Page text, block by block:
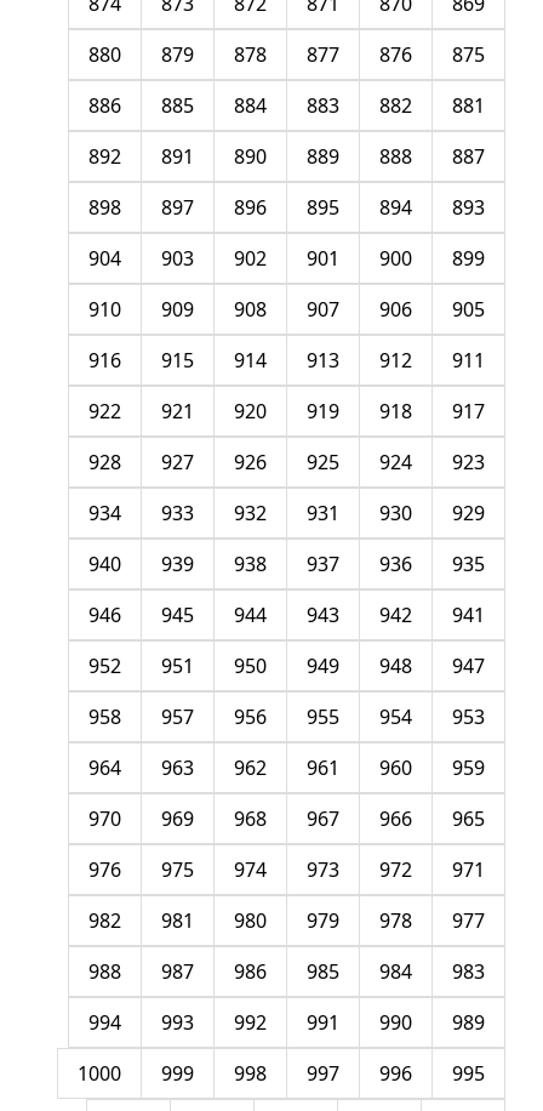
875
876
877
878
879
880
881
882
883
884
885
886
887
888
889
890
891
892
893
894
895
896
897
898
899
900
901
902
903
904
905
906
907
908
909
910
911
912
913
914
915
916
917
918
919
920
921
922
923
924
925
926
927
928
929
930
931
932
933
934
935
936
937
938
939
940
941
942
943
944
945
946
947
948
949
950
951
952
953
954
955
956
957
958
959
960
961
962
963
964
965
966
967
968
969
970
971
972
973
974
975
976
977
978
979
980
981
982
983
984
985
986
987
988
989
990
991
992
993
994
995
996
997
998
999
1000